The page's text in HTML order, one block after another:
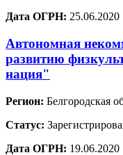
Дата ОГРН: 25.06.2020
Автономная
развитию
нация"
Регион: Белгородская
Статус:
Дата ОГРН: 19.06.2020